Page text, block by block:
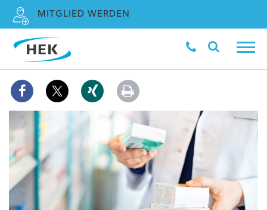
MITGLIED WERDEN